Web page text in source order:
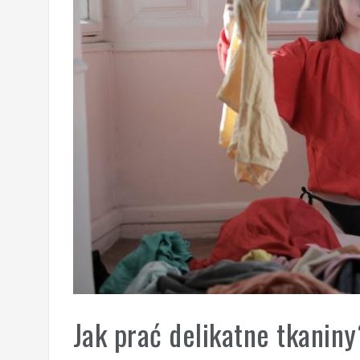
Jak prać delikatne